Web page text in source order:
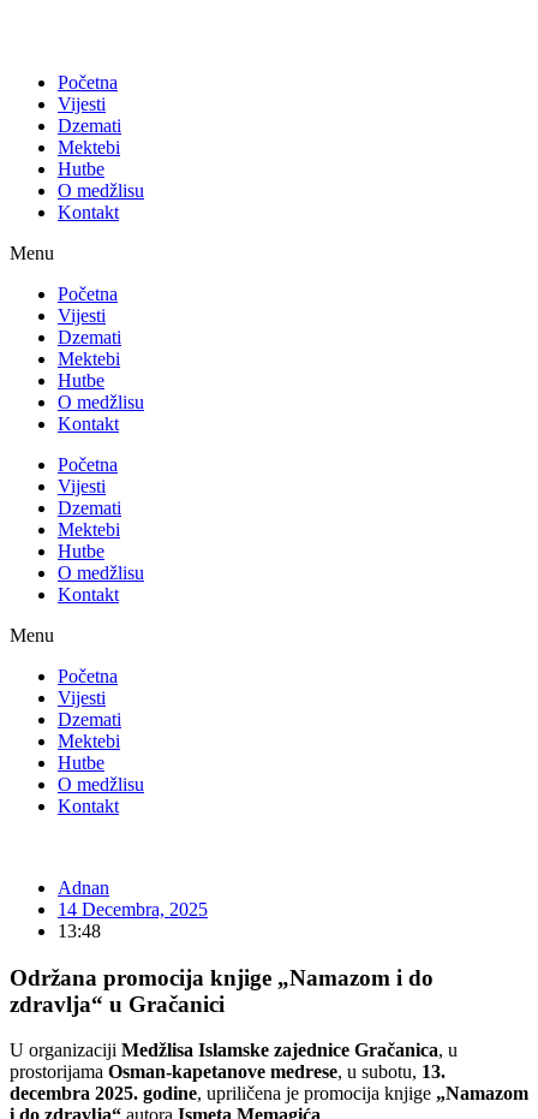
Početna
Vijesti
Dzemati
Mektebi
Hutbe
O medžlisu
Kontakt
Menu
Početna
Vijesti
Dzemati
Mektebi
Hutbe
O medžlisu
Kontakt
Početna
Vijesti
Dzemati
Mektebi
Hutbe
O medžlisu
Kontakt
Menu
Početna
Vijesti
Dzemati
Mektebi
Hutbe
O medžlisu
Kontakt
Adnan
14 Decembra, 2025
13:48
Održana promocija knjige „Namazom i do
zdravlja“ u Gračanici
U organizaciji Medžlisa Islamske zajednice Gračanica, u
prostorijama Osman-kapetanove medrese, u subotu, 13.
decembra 2025. godine, upriličena je promocija knjige „Namazom